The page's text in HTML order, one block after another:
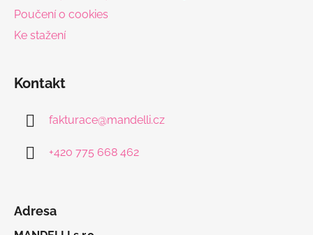
Poučení o cookies
Ke stažení
Kontakt
fakturace@mandelli.cz
+420 775 668 462
Adresa